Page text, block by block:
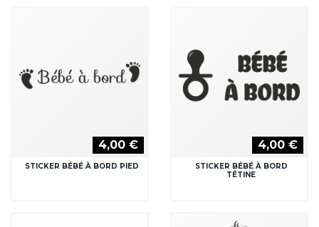
4,00 €
STICKER BÉBÉ À BORD PIED
4,00 €
STICKER BÉBÉ À BORD
TÉTINE